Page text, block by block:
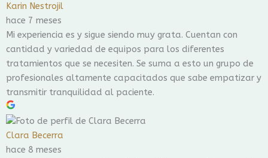
Karin Nestrojil
hace 7 meses
Mi experiencia es y sigue siendo muy grata. Cuentan con
cantidad y variedad de equipos para los diferentes
tratamientos que se necesiten. Se suma a esto un grupo de
profesionales altamente capacitados que sabe empatizar y
transmitir tranquilidad al paciente.
Clara Becerra
hace 8 meses